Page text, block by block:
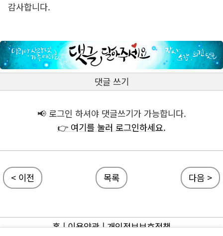
감사합니다.
댓글 쓰기
📢 로그인 하셔야 댓글쓰기가 가능합니다.
👉 여기를 눌러 로그인하세요.
< 이전 목록 다음 >
홈|이용약관|개인정보보호정책